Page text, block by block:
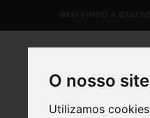
O nosso
Utilizamos